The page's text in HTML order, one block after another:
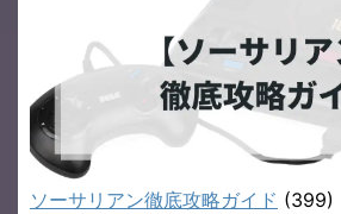
ソーサリアン徹底攻略ガイド (399)